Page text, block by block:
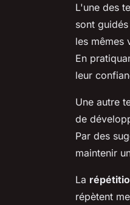
L'une des
sont
les mêmes
En
leur
Une autre
de
Par des
maintenir
La
répètent